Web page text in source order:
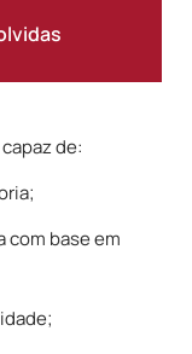
de:
com base em